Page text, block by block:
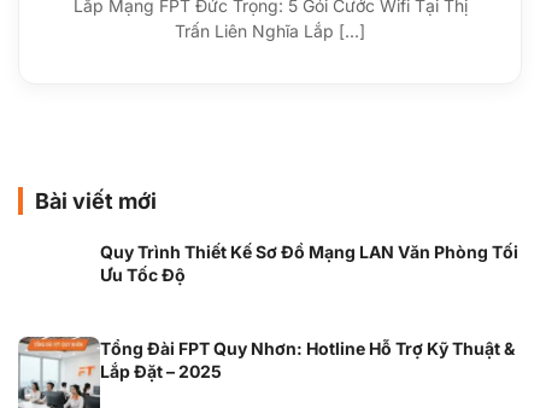
Lắp Mạng FPT Đức Trọng: 5 Gói Cước Wifi Tại Thị
Trấn Liên Nghĩa Lắp [...]
Bài viết mới
Quy Trình Thiết Kế Sơ Đồ Mạng LAN Văn Phòng Tối
Ưu Tốc Độ
Tổng Đài FPT Quy Nhơn: Hotline Hỗ Trợ Kỹ Thuật &
Lắp Đặt – 2025